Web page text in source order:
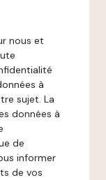
nous et
à
sujet. La
données à
de
informer
de vos